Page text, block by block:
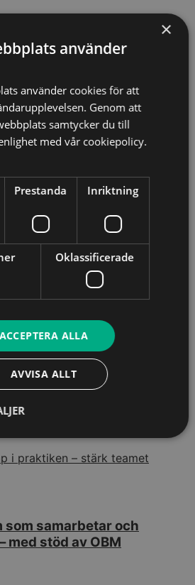
Nonviolent
som samarbetar och
med stöd av OBM
×
använder
använder cookies för att
Genom att
samtycker du till
med vår cookiepolicy.
Prestanda Inriktning
Oklassificerade
ACCEPTERA ALLA
AVVISA ALLT